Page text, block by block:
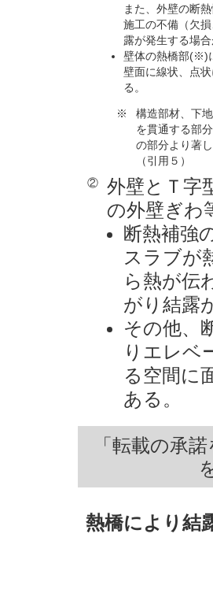
また、外壁の断
施工の不備（欠
露が発生する場
壁体の熱橋部(※)
壁面に線状、点
る。
※
構造部材、下
を貫通する部
の部分より著
（引用５）
②
外壁とＴ字
の外壁ぎわ
断熱補強
スラブが
ら熱が伝
がり結露
その他、
りエレベ
る空間に
ある。
「転載の承
熱橋により結